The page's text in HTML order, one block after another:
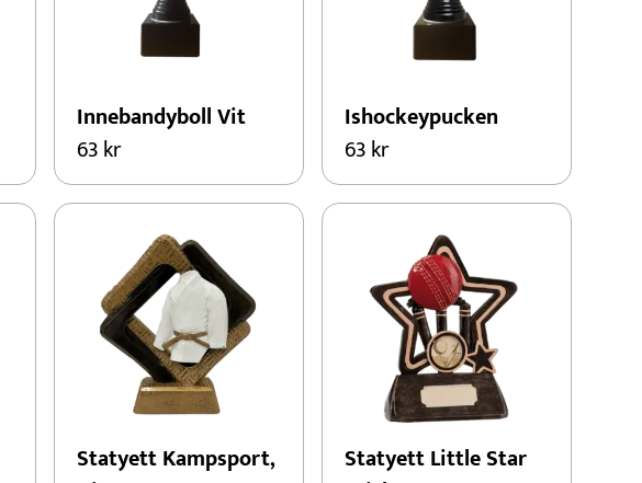
Innebandyboll Vit
63kr
Ishockeypucken
63kr
Statyett Kampsport,
Statyett Little Star